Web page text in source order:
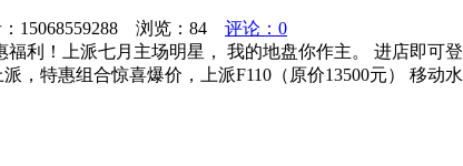
15068559288 浏览： 84
评论：0
利！上派七月主场明星， 我的地盘你作主。 进店即可
特惠组合惊喜爆价，上派F110（原价13500元） 移动